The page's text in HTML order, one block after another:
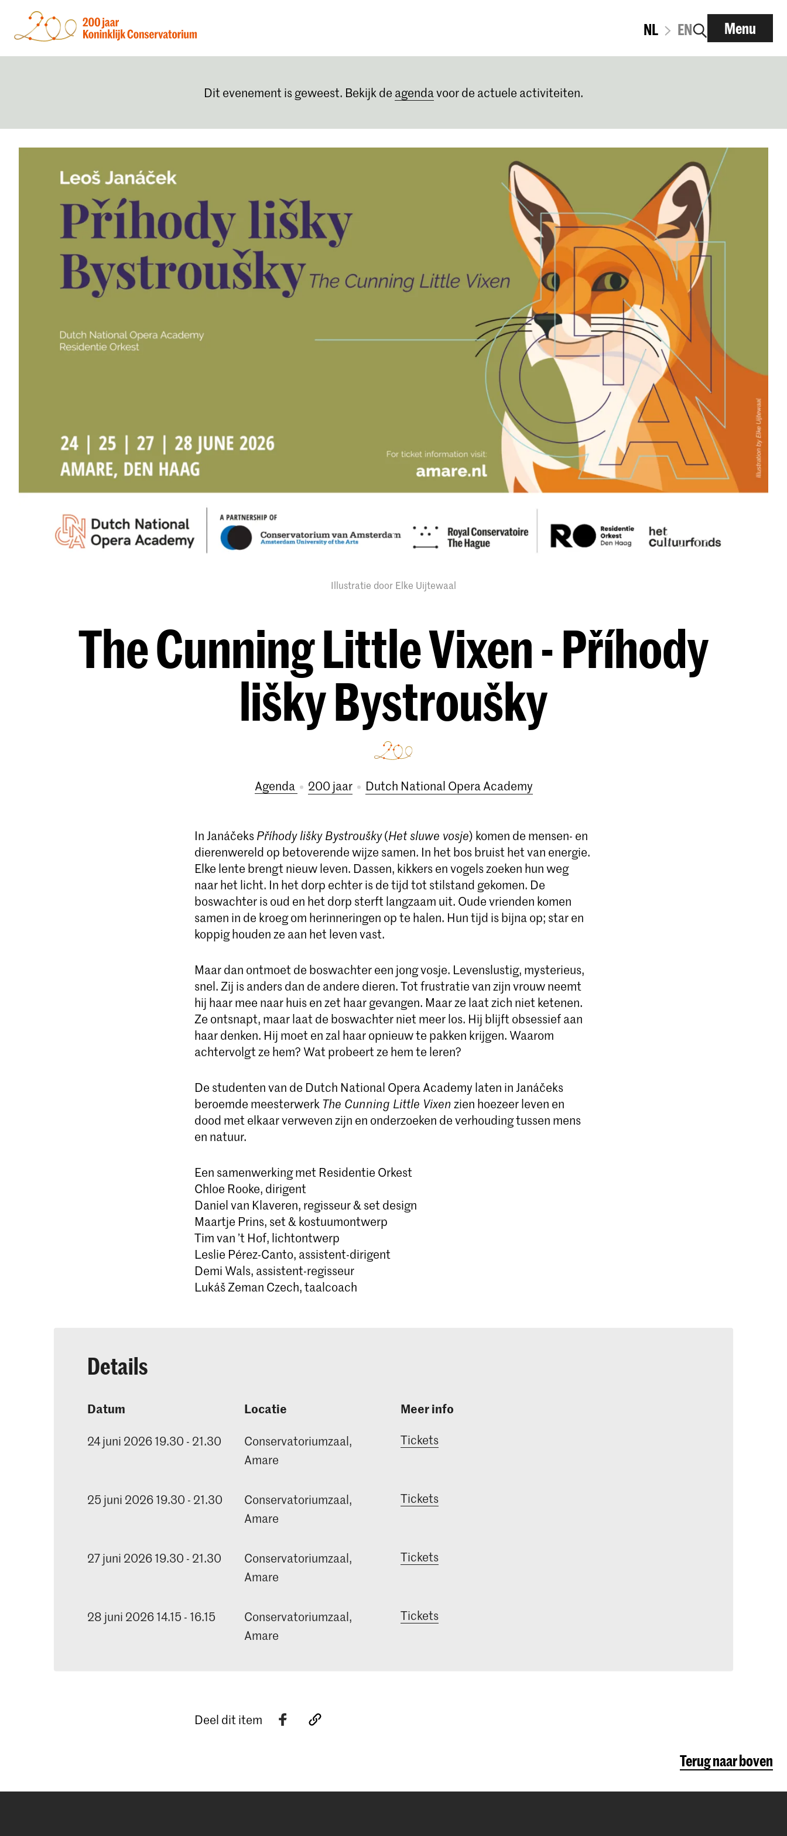
NL EN Menu
Dit evenement is geweest. Bekijk de agendavoor de actuele activiteiten.
Illustratie door Elke Uijtewaal
The Cunning Little Vixen - Příhody
lišky Bystroušky
Agenda 200 jaar Dutch National Opera Academy
In JanáčeksPříhody lišky Bystroušky(Het sluwe vosje) komen de mensen- en
dierenwereld op betoverende wijze samen. In het bos bruist het van energie.
Elke lente brengt nieuw leven. Dassen, kikkers en vogels zoeken hun weg
naar het licht. In het dorp echter is de tijd tot stilstand gekomen. De
boswachter is oud en het dorp sterft langzaam uit. Oude vrienden komen
samen in de kroeg om herinneringen op te halen. Hun tijd is bijna op; star en
koppig houden ze aan het leven vast.
Maar dan ontmoet de boswachter een jong vosje. Levenslustig, mysterieus,
snel. Zij is anders dan de andere dieren. Tot frustratie van zijn vrouw neemt
hij haar mee naar huis en zet haar gevangen. Maar ze laat zich niet ketenen.
Ze ontsnapt, maar laat de boswachter niet meer los. Hij blijft obsessief aan
haar denken. Hij moet en zal haar opnieuw te pakken krijgen. Waarom
achtervolgt ze hem? Wat probeert ze hem te leren?
De studenten van de Dutch National Opera Academy laten in Janáčeks
beroemde meesterwerk The Cunning Little Vixenzien hoezeer leven en
dood met elkaar verweven zijn en onderzoeken de verhouding tussen mens
en natuur.
Een samenwerking met Residentie Orkest
Chloe Rooke, dirigent
Daniel van Klaveren, regisseur & set design
Maartje Prins, set & kostuumontwerp
Tim van ’t Hof, lichtontwerp
Leslie Pérez-Canto, assistent-dirigent
Demi Wals, assistent-regisseur
Lukáš Zeman Czech, taalcoach
Details
Datum
24 juni 2026 19.30 - 21.30
Locatie
Conservatoriumzaal,
Amare
Meer info
Tickets
25 juni 2026 19.30 - 21.30
Conservatoriumzaal,
Amare
Tickets
27 juni 2026 19.30 - 21.30
Conservatoriumzaal,
Amare
Tickets
28 juni 2026 14.15 - 16.15
Conservatoriumzaal,
Amare
Tickets
Deel dit item
Terug naar boven